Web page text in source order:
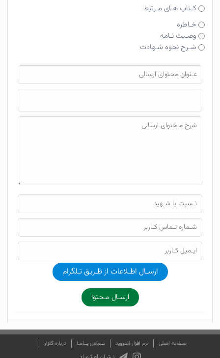
کـتاب هـای مـرتبط
خـاطره
وصـیت نـامه
شـرح نحوه شـهادت
فایل محتوای ارسالی
ارسـال اطـلاعات از طـریق تـلگرام
ارسـال مـحتوا
صـفحه اصلی نرم افزار اندروید تــماس بــامـا درباره گلزار